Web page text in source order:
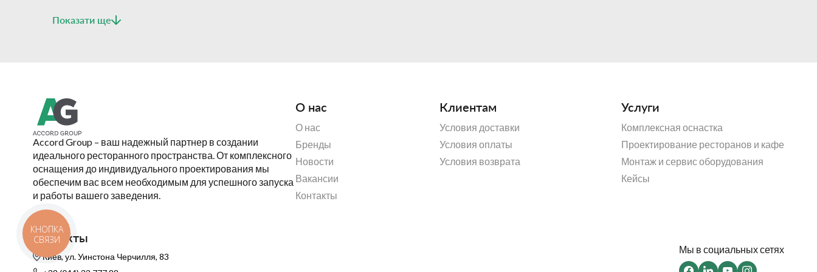
ORACLE - это оптимальное решение для того, кому необходима компактная печь с
большой производительностью.
Благодаря сенсорному экрану высокого разрешения и многочисленным
предустановленным рецептам достаточно просто коснуться требуемой пиктограммы,
Показати ще
Accord Group – ваш надежный партнер в создании
идеального ресторанного пространства. От комплексного
оснащения до индивидуального проектирования мы
обеспечим вас всем необходимым для успешного запуска
и работы вашего заведения.
О нас
О нас
Бренды
Новости
Вакансии
Контакты
Клиентам
Условия доставки
Условия оплаты
Условия возврата
Услуги
Комплексная оснастка
Проектирование ресторанов и кафе
Монтаж и сервис оборудования
Кейсы
Контакты
Киев, ул. Уинстона Черчилля, 83
Мы в социальных сетях
КНОПКА
СВЯЗИ